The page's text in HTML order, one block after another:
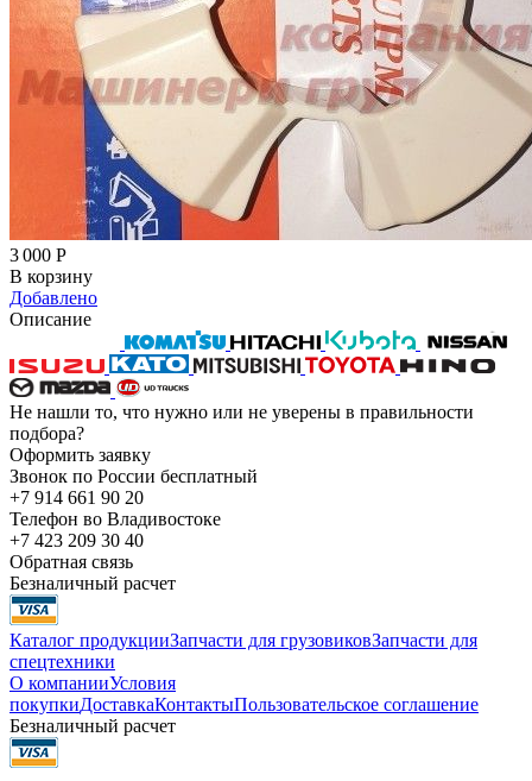
3 000 Р
В корзину
Добавлено
Описание
Не нашли то, что нужно или не уверены в правильности
подбора?
Оформить заявку
Звонок по России бесплатный
+7 914 661 90 20
Телефон во Владивостоке
+7 423 209 30 40
Обратная связь
Безналичный расчет
Каталог продукцииЗапчасти для грузовиковЗапчасти для
спецтехники
О компанииУсловия
покупкиДоставкаКонтактыПользовательское соглашение
Безналичный расчет